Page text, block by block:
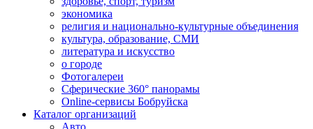
экономика
религия и национально-культурные объединения
культура, образование, СМИ
литература и искусство
о городе
Фотогалереи
Сферические 360° панорамы
Online-сервисы Бобруйска
Каталог организаций
Авто